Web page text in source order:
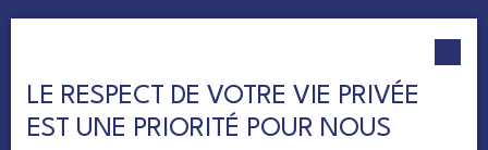
Vendre avec nous
LE RESPECT DE VOTRE VIE PRIVÉE
EST UNE PRIORITÉ POUR NOUS